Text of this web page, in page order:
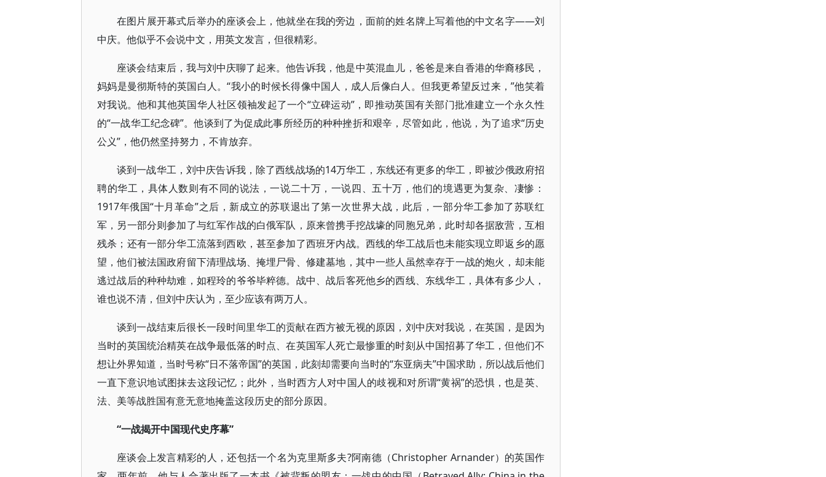
在图片展开幕式后举办的座谈会上，他就坐在我的旁边，面前的姓名牌上写着他的中文名字——刘
中庆。他似乎不会说中文，用英文发言，但很精彩。
座谈会结束后，我与刘中庆聊了起来。他告诉我，他是中英混血儿，爸爸是来自香港的华裔移民，
妈妈是曼彻斯特的英国白人。“我小的时候长得像中国人，成人后像白人。但我更希望反过来，”他笑着
对我说。他和其他英国华人社区领袖发起了一个“立碑运动”，即推动英国有关部门批准建立一个永久性
的“一战华工纪念碑”。他谈到了为促成此事所经历的种种挫折和艰辛，尽管如此，他说，为了追求“历史
公义”，他仍然坚持努力，不肯放弃。
谈到一战华工，刘中庆告诉我，除了西线战场的14万华工，东线还有更多的华工，即被沙俄政府招
聘的华工，具体人数则有不同的说法，一说二十万，一说四、五十万，他们的境遇更为复杂、凄惨：
1917年俄国“十月革命”之后，新成立的苏联退出了第一次世界大战，此后，一部分华工参加了苏联红
军，另一部分则参加了与红军作战的白俄军队，原来曾携手挖战壕的同胞兄弟，此时却各据敌营，互相
残杀；还有一部分华工流落到西欧，甚至参加了西班牙内战。西线的华工战后也未能实现立即返乡的愿
望，他们被法国政府留下清理战场、掩埋尸骨、修建墓地，其中一些人虽然幸存于一战的炮火，却未能
逃过战后的种种劫难，如程玲的爷爷毕粹德。战中、战后客死他乡的西线、东线华工，具体有多少人，
谁也说不清，但刘中庆认为，至少应该有两万人。
谈到一战结束后很长一段时间里华工的贡献在西方被无视的原因，刘中庆对我说，在英国，是因为
当时的英国统治精英在战争最低落的时点、在英国军人死亡最惨重的时刻从中国招募了华工，但他们不
想让外界知道，当时号称“日不落帝国”的英国，此刻却需要向当时的“东亚病夫”中国求助，所以战后他们
一直下意识地试图抹去这段记忆；此外，当时西方人对中国人的歧视和对所谓“黄祸”的恐惧，也是英、
法、美等战胜国有意无意地掩盖这段历史的部分原因。
“一战揭开中国现代史序幕”
座谈会上发言精彩的人，还包括一个名为克里斯多夫?阿南德（Christopher Arnander）的英国作